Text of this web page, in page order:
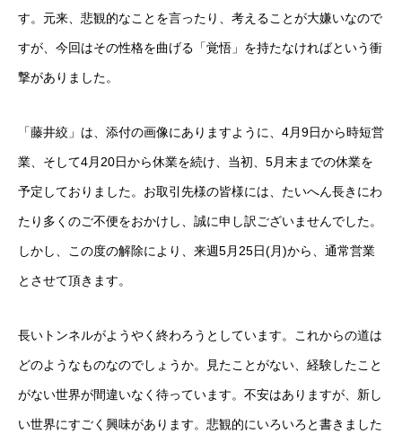
す。元来、悲観的なことを言ったり、考えることが大嫌いなので
すが、今回はその性格を曲げる「覚悟」を持たなければという衝
撃がありました。
「藤井絞」は、添付の画像にありますように、 4月9日から時短営
業、そして4月 20日から休業を続け、当初、5月末までの休業を
予定しておりました。お取引先様の皆様には、たいへん長きにわ
たり多くのご不便をおかけし、誠に申し訳ございませんでした。
しかし、この度の解除により、来週5月 25日(月)から、通常営業
とさせて頂きます。
長いトンネルがようやく終わろうとしています。これからの道は
どのようなものなのでしょうか。見たことがない、経験したこと
がない世界が間違いなく待っています。不安はありますが、新し
い世界にすごく興味があります。悲観的にいろいろと書きました